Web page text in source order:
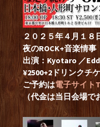
２０２５年４月１８
夜のROCK+音楽情事
出演：Kyotaro ／
¥2500+2ドリンクチ
ご予約は電子サイト
（代金は当日会場で